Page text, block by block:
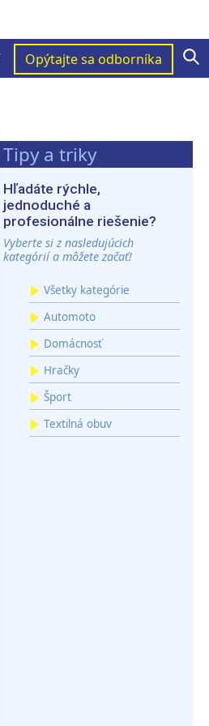
Opýtajte sa odborníka
Tipy a triky
Hľadáte rýchle,
jednoduché a
profesionálne riešenie?
Vyberte si z nasledujúcich
kategórií a môžete začať!
Všetky kategórie
Automoto
Domácnosť
Hračky
Šport
Textilná obuv